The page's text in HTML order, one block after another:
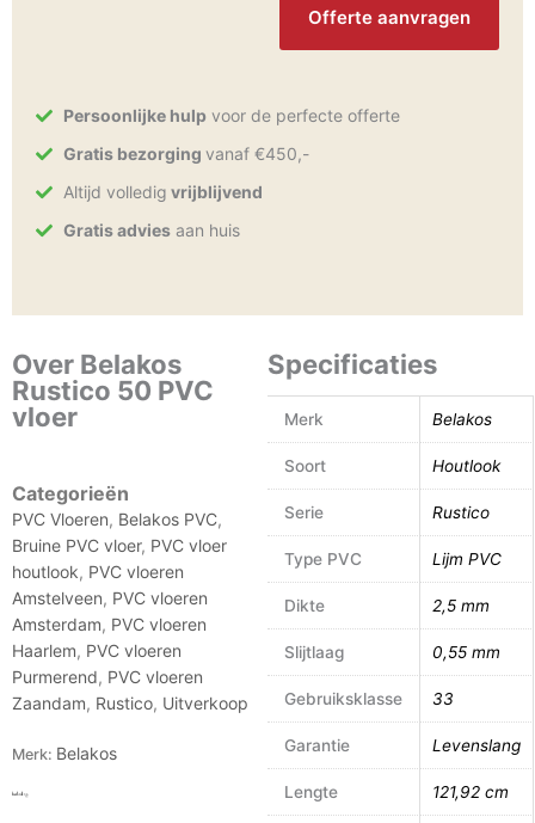
Persoonlijke hulpvoor de perfecte offerte
Gratis bezorging vanaf €450,-
Altijd volledig vrijblijvend
Gratis adviesaan huis
Over Belakos
Rustico 50 PVC
vloer
Categorieën
PVC Vloeren, Belakos PVC,
Bruine PVC vloer, PVC vloer
houtlook, PVC vloeren
Amstelveen, PVC vloeren
Amsterdam, PVC vloeren
Haarlem, PVC vloeren
Purmerend, PVC vloeren
Zaandam, Rustico, Uitverkoop
Merk: Belakos
Specificaties
Merk Belakos
Soort Houtlook
Serie Rustico
Type PVC Lijm PVC
Dikte 2,5 mm
Slijtlaag 0,55 mm
Gebruiksklasse 33
Garantie Levenslang
Lengte 121,92 cm